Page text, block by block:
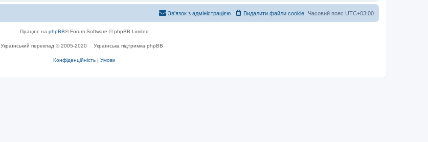
Часовий пояс UTC+03:00
Видалити файли cookie
Зв'язок з адміністрацією
Працює на phpBB® Forum Software © phpBB Limited
Український переклад © 2005-2020 Українська підтримка phpBB
Конфіденційність | Умови